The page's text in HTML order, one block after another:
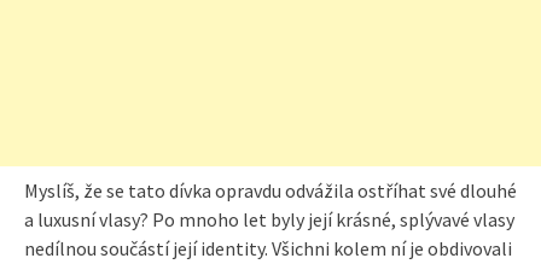
Myslíš, že se tato dívka opravdu odvážila ostříhat své dlouhé
a luxusní vlasy? Po mnoho let byly její krásné, splývavé vlasy
nedílnou součástí její identity. Všichni kolem ní je obdivovali